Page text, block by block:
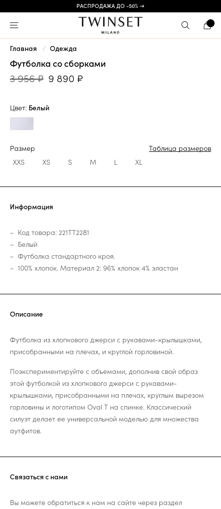
РАСПРОДАЖА ДО -50% →
Главная Одежда
Футболка со сборками
3 956 ₽ 9 890 ₽
Цвет: Белый
Размер
Таблица размеров
XXS
XS S M L XL
Информация
Код товара: 221TT2281
Белый
Футболка стандартного кроя.
100% хлопок. Материал 2: 96% хлопок 4% эластан
Описание
Футболка из хлопкового джерси с рукавами-крылышками,
присобранными на плечах, и круглой горловиной.
Поэкспериментируйте с объемами, дополнив свой образ
этой футболкой из хлопкового джерси с рукавами-
крылышками, присобранными на плечах, круглым вырезом
горловины и логотипом Oval T на спинке. Классический
силуэт делает ее универсальной моделью для множества
аутфитов.
Связаться с нами
Вы можете обратиться к нам на сайте через раздел